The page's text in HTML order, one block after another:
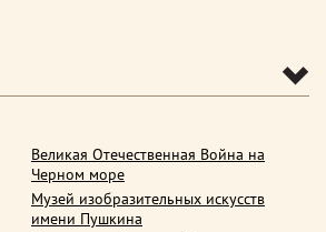
Великая Отечественная Война на
Черном море
Музей изобразительных искусств
имени Пушкина